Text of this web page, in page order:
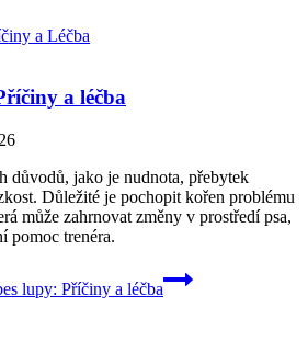
a léčba
důvodů, jako je nudnota, přebytek
Důležité je pochopit kořen problému
může zahrnovat změny v prostředí psa,
pomoc trenéra.
lupy: Příčiny a léčba